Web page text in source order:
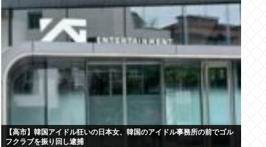
【高市】韓国アイドル狂いの日本女、韓国のアイドル事務所の前でゴル
フクラブを振り回し逮捕